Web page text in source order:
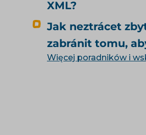
XML?
Jak neztrácet
zabránit tomu,
Więcej poradników i